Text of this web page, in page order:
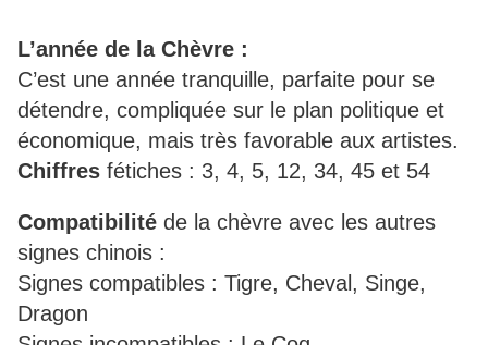
L’année de la Chèvre :
C’est une année tranquille, parfaite pour se
détendre, compliquée sur le plan politique et
économique, mais très favorable aux artistes.
Chiffres fétiches : 3, 4, 5, 12, 34, 45 et 54
Compatibilité de la chèvre avec les autres
signes chinois :
Signes compatibles : Tigre, Cheval, Singe,
Dragon